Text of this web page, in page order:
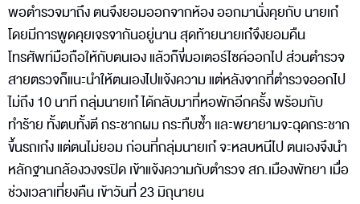
พอตำรวจมาถึง ตนจึงยอมออกจากห้อง ออกมานั่งคุยกับ นายเก๋
โดยมีการพูดคุยเจรจากันอยู่นาน สุดท้ายนายเก๋จึงยอมคืน
โทรศัพท์มือถือให้กับตนเอง แล้วก็ขี่มอเตอร์ไซค์ออกไป ส่วนตำรวจ
สายตรวจก็แนะนำให้ตนเองไปแจ้งความ แต่หลังจากที่ตำรวจออกไป
ไม่ถึง 10 นาที กลุ่มนายเก๋ ได้กลับมาที่หอพักอีกครั้ง พร้อมกับ
ทำร้าย ทั้งตบทั้งตี กระชากผม กระทืบซ้ำ และพยายามจะฉุดกระชาก
ขึ้นรถเก๋ง แต่ตนไม่ยอม ก่อนที่กลุ่มนายเก๋ จะหลบหนีไป ตนเองจึงนำ
หลักฐานกล้องวงจรปิด เข้าแจ้งความกับตำรวจ สภ.เมืองพัทยา เมื่อ
ช่วงเวลาเที่ยงคืน เข้าวันที่ 23 มิถุนายน